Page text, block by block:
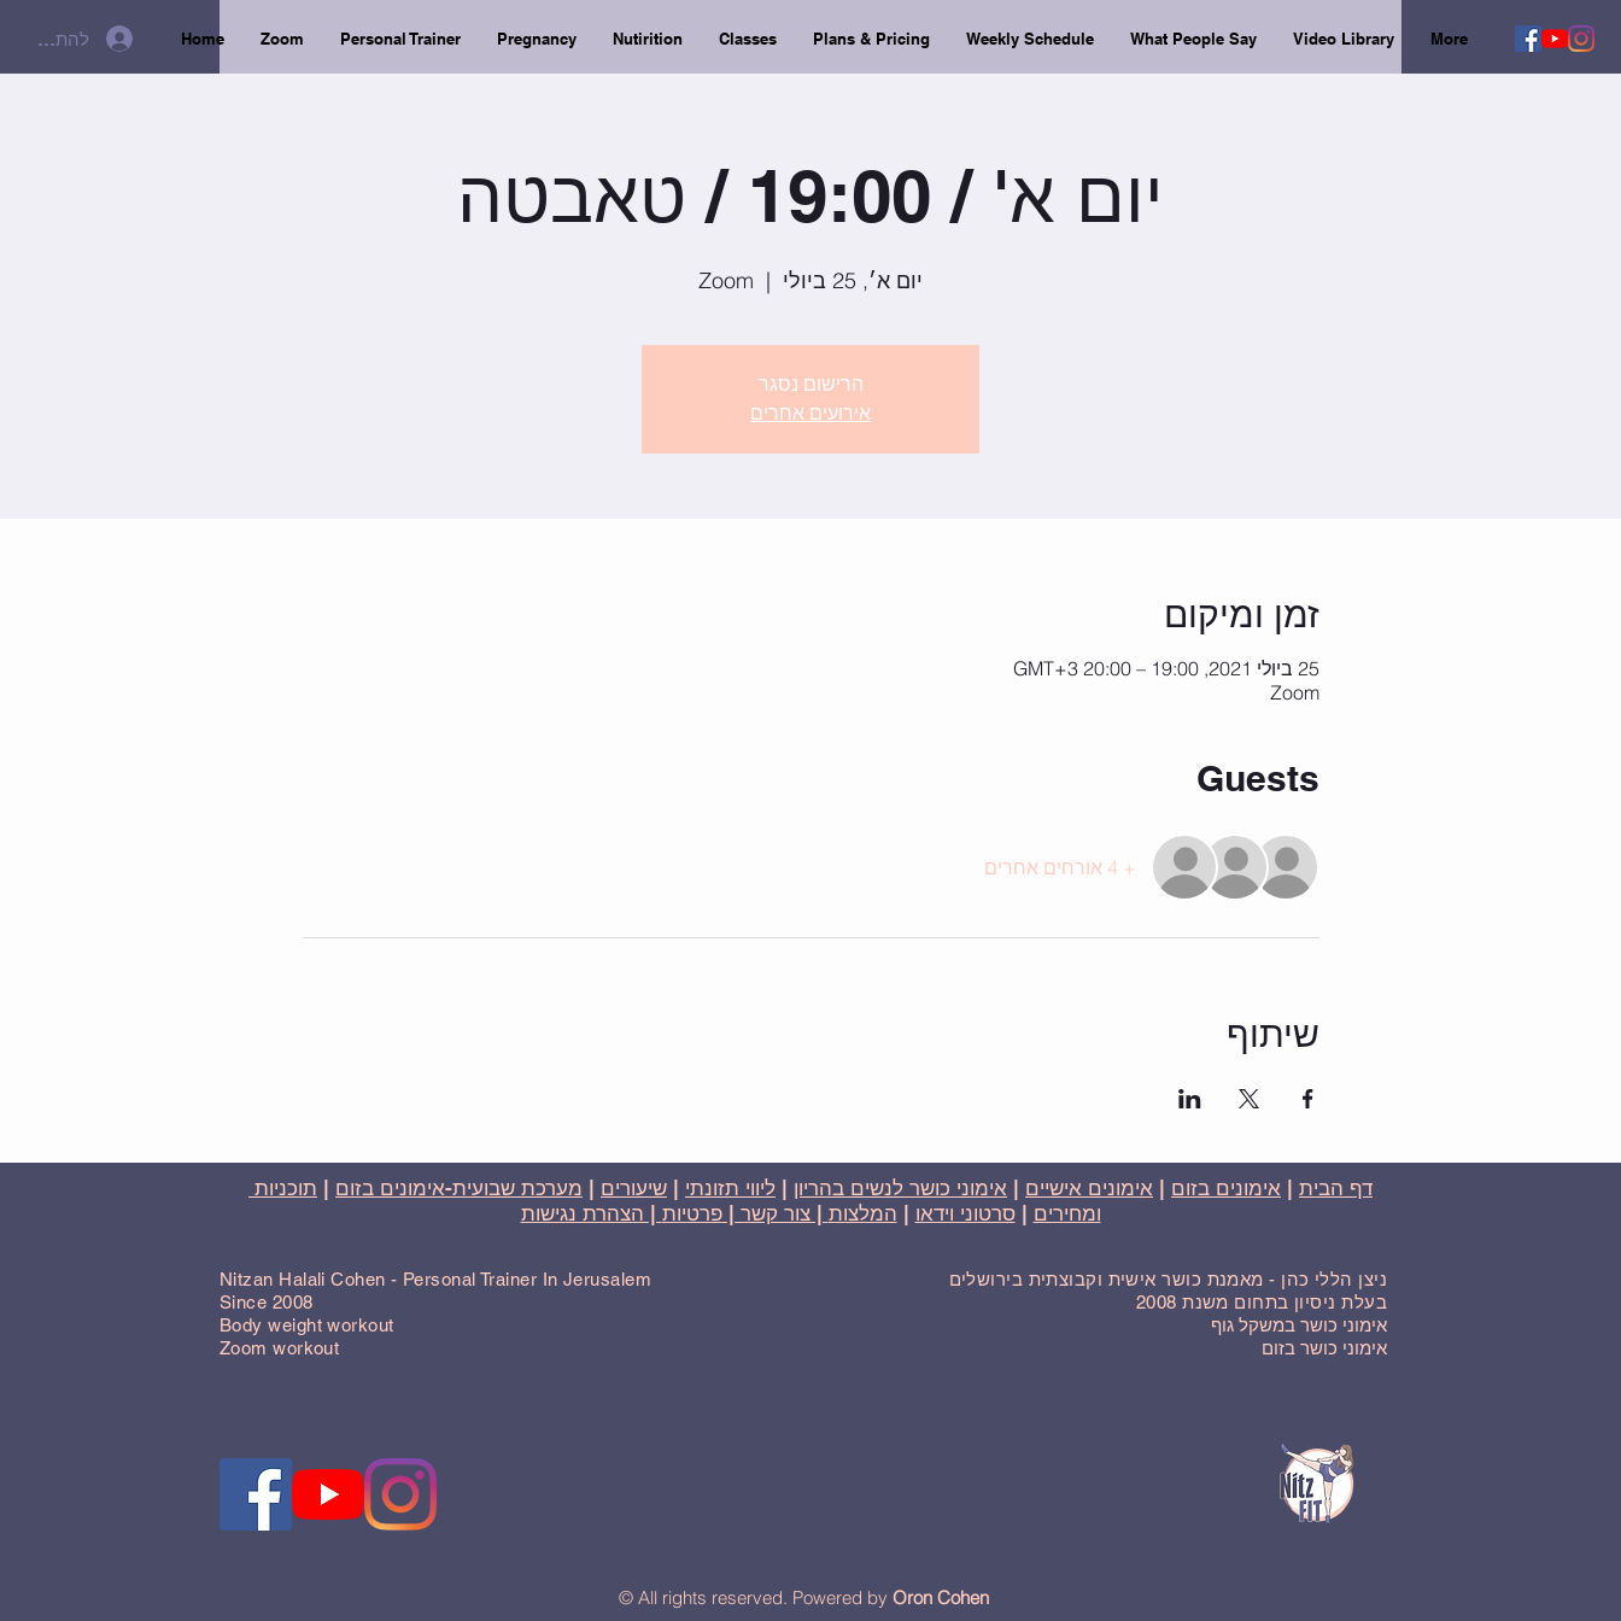
להתחברות Home Zoom Personal Trainer Pregnancy Nutirition Classes Plans & Pricing Weekly Schedule What People Say Video Library More
יום א' / 19:00 / טאבטה
יום א׳, 25 ביולי
  |
Zoom
הרישום נסגר
אירועים אחרים
זמן ומיקום
25 ביולי 2021, 19:00 – 20:00 GMT‎+3‎
Zoom
Guests
+ 4 אורחים אחרים
שיתוף
דף הבית אימונים בזום אימונים אישיים אימוני כושר לנשים בהריון ליווי תזונתי שיעורים מערכת שבועית-אימונים בזום
תוכניות
ומחירים |סרטוני וידאו המלצות | צור קשר |פרטיות | הצהרת נגישות
Nitzan Halali Cohen - Personal Trainer In Jerusalem
Since 2008
Body weight workout
Zoom workout
ניצן הללי כהן - מאמנת כושר אישית וקבוצתית בירושלים
בעלת ניסיון בתחום משנת 2008
אימוני כושר במשקל גוף
אימוני כושר בזום
© All rights reserved. Powered by Oron Cohen